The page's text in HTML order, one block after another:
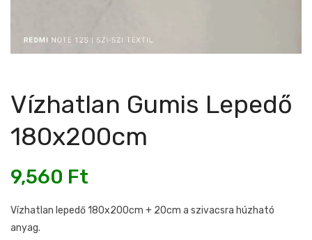
Vízhatlan Gumis Lepedő
180x200cm
9,560 Ft
Vízhatlan lepedő 180x200cm + 20cm a szivacsra húzható
anyag.